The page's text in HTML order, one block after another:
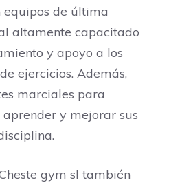
de última
altamente capacitado
y apoyo a los
ejercicios. Además,
marciales para
y mejorar sus
gym sl también